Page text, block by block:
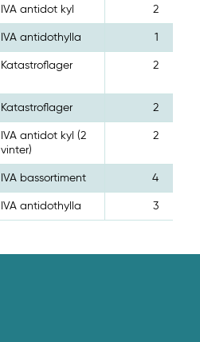
IVA antidot kyl 2
IVA antidothylla 1
Katastroflager 2
Katastroflager 2
IVA antidot kyl (2
vinter)
2
IVA bassortiment 4
IVA antidothylla 3